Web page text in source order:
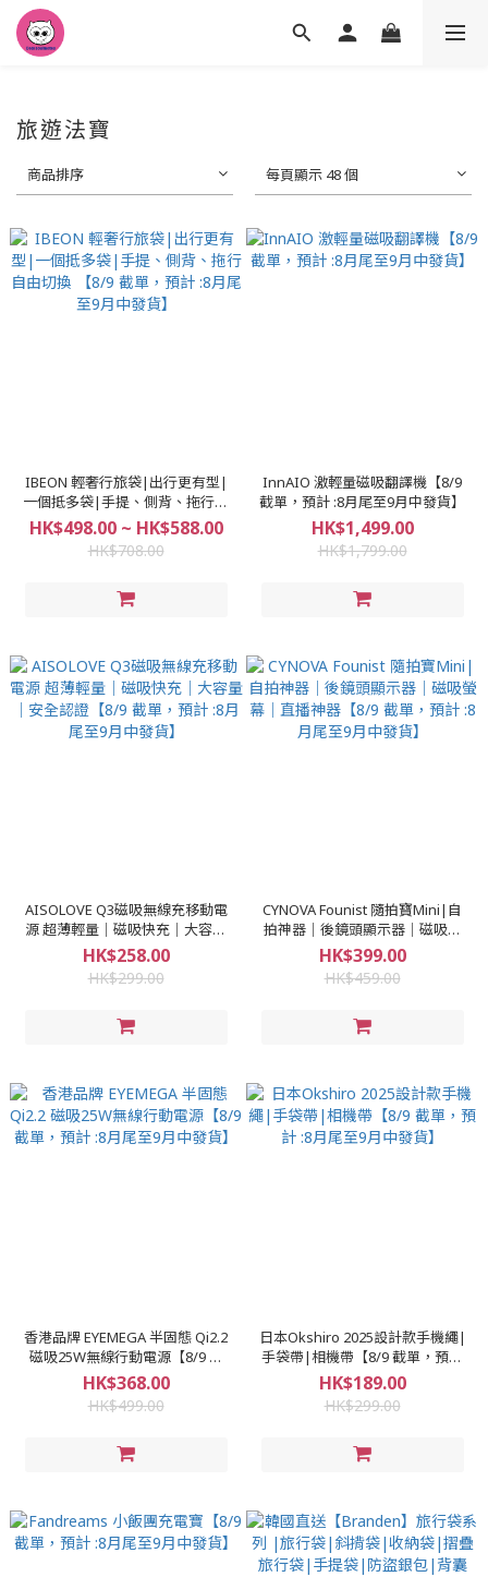
旅遊法寶
商品排序 每頁顯示 48 個
IBEON 輕奢行旅袋|出行更有型|
一個抵多袋|手提、側背、拖行自
由切換 【8/9 截單，預計 :8月尾至
9月中發貨】
HK$498.00 ~ HK$588.00
HK$708.00
InnAIO 激輕量磁吸翻譯機【8/9
截單，預計 :8月尾至9月中發貨】
HK$1,499.00
HK$1,799.00
AISOLOVE Q3磁吸無線充移動電
源 超薄輕量｜磁吸快充｜大容量
｜安全認證【8/9 截單，預計 :8月
尾至9月中發貨】
HK$258.00
HK$299.00
CYNOVA Founist 隨拍寶Mini|自
拍神器｜後鏡頭顯示器｜磁吸螢
幕｜直播神器【8/9 截單，預計 :8
月尾至9月中發貨】
HK$399.00
HK$459.00
香港品牌 EYEMEGA 半固態 Qi2.2
磁吸25W無線行動電源【8/9 截
單，預計 :8月尾至9月中發貨】
HK$368.00
HK$499.00
日本Okshiro 2025設計款手機繩|
手袋帶|相機帶【8/9 截單，預計
:8月尾至9月中發貨】
HK$189.00
HK$299.00